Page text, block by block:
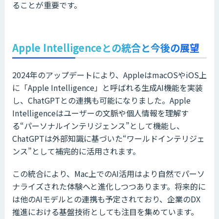
ることが重要です。
Apple Intelligenceとの統合と今後の展望
2024年のアップデートにより、AppleはmacOSやiOS上
に「Apple Intelligence」と呼ばれる生成AI機能を実装
し、ChatGPTとの連携も可能になりました。Apple
Intelligenceはユーザーの文脈や個人情報を理解す
る“パーソナルインテリジェンス”として機能し、
ChatGPTは外部知識に基づいた“ワールドインテリジェ
ンス”として補完的に活用されます。
この統合により、Mac上でのAI活用はより自然でパーソ
ナライズされた体験へと進化しつつあります。将来的に
は他のAIモデルとの連携も予定されており、企業のDX
推進における基盤技術としても注目を集めています。